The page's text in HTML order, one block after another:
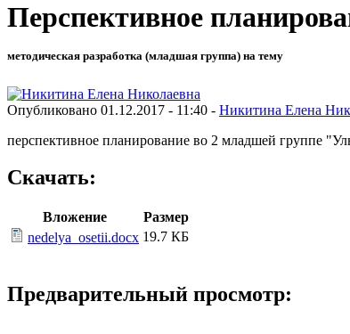
Перспективное
методическая разработка (младшая группа) на тему
Опубликовано 01.12.2017 - 11:40 - Никитина Елена
перспективное планирование во 2 младшей группе
Скачать:
Вложение
Размер
nedelya_osetii.docx 19.7 КБ
Предварительный просмотр: